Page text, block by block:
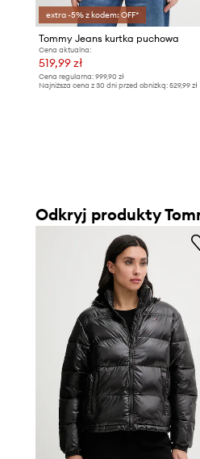
extra -5% z kodem: OFF*
Tommy Jeans kurtka puchowa
Cena aktualna:
519,99 zł
Cena regularna: 999,90 zł
Najniższa cena z 30 dni przed obniżką: 529,99 zł
Odkryj produkty